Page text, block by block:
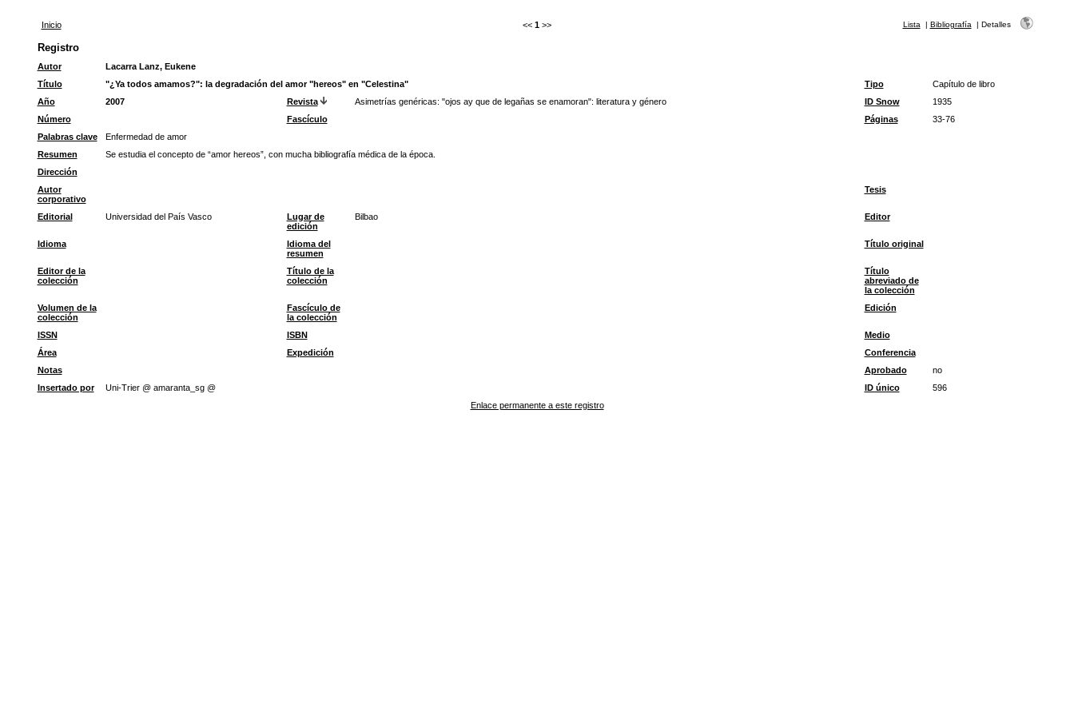
Inicio << 1 >> Lista | Bibliografía | Detalles
Registro
Autor
Lacarra Lanz, Eukene
Título
"¿Ya todos amamos?": la degradación del amor "hereos" en "Celestina" Tipo
Capítulo de libro
Año
2007 Revista Asimetrías genéricas: "ojos ay que de legañas se enamoran": literatura y género ID Snow
1935
Número
Fascículo Páginas
33-76
Palabras clave
Enfermedad de amor
Resumen
Se estudia el concepto de “amor hereos”, con mucha bibliografía médica de la época.
Dirección
Autor
corporativo
Tesis
Editorial Universidad del País Vasco
Lugar de
edición
Bilbao Editor
Idioma
Idioma del
resumen
Título original
Editor de la
colección
Título de la
colección
Título
abreviado de
la colección
Volumen de la
colección
Fascículo de
la colección
Edición
ISSN ISBN
Medio
Área
Expedición
Conferencia
Notas
Aprobado
no
Insertado por
Uni-Trier @ amaranta_sg @ ID único
596
Enlace permanente a este registro